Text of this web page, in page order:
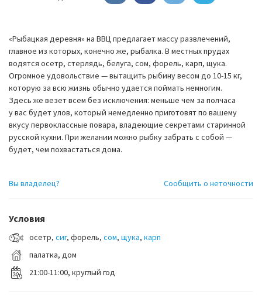
«Рыбацкая деревня» на ВВЦ предлагает массу развлечений,
главное из которых, конечно же, рыбалка. В местных прудах
водятся осетр, стерлядь, белуга, сом, форель, карп, щука.
Огромное удовольствие — вытащить рыбину весом до 10-15 кг,
которую за всю жизнь обычно удается поймать немногим.
Здесь же везет всем без исключения: меньше чем за полчаса
у вас будет улов, который немедленно приготовят по вашему
вкусу первоклассные повара, владеющие секретами старинной
русской кухни. При желании можно рыбку забрать с собой —
будет, чем похвастаться дома.
Вы владелец? Сообщить о неточности
Условия
осетр, сиг, форель, сом, щука, карп
палатка, дом
21:00-11:00, круглый год